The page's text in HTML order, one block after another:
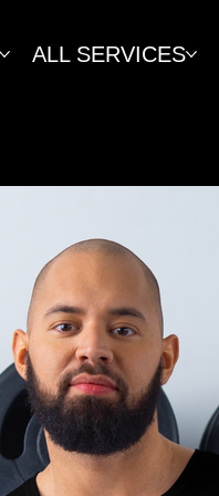
ALL SERVICES